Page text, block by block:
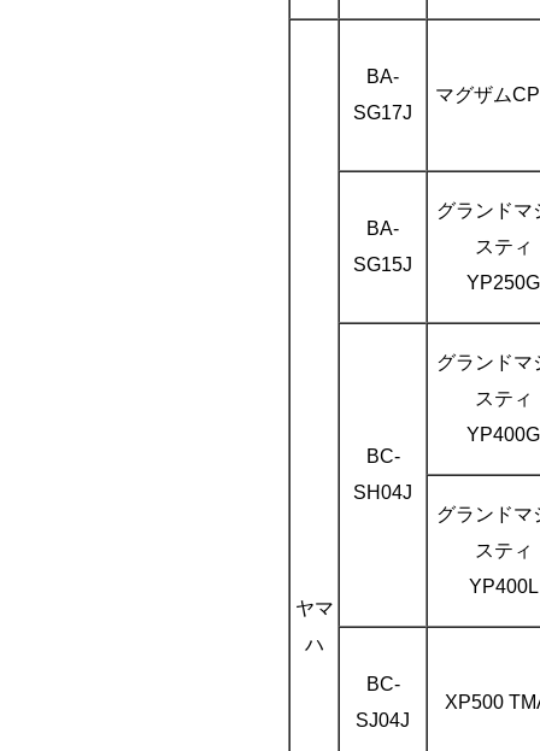
ヤマ
ハ
BA-
SG17J
マグザム
BA-
SG15J
グランドマ
スティ
YP250G
BC-
SH04J
グランドマ
スティ
YP400G
グランドマ
スティ
YP400L
BC-
SJ04J
XP500